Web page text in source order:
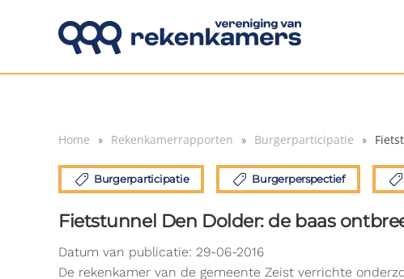
Overslaan en naar de inhoud gaan
Home Rekenkamerrapporten Burgerparticipatie
Burgerparticipatie Burgerperspectief
Fietstunnel Den Dolder: de baas
Datum van publicatie: 29-06-2016
De rekenkamer van de gemeente Zeist verrichte